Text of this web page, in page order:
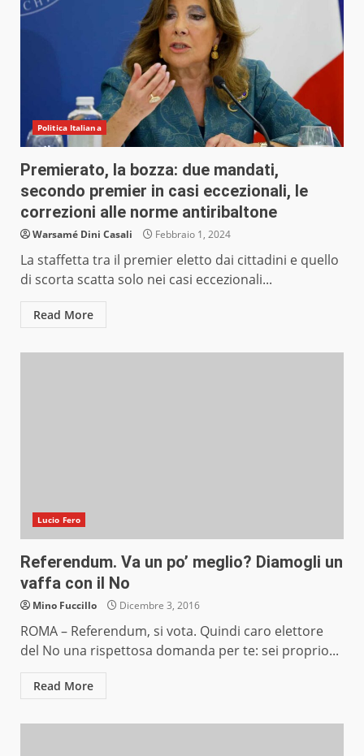
Politica Italiana
Premierato, la bozza: due mandati,
secondo premier in casi eccezionali, le
correzioni alle norme antiribaltone
Warsamé Dini Casali Febbraio 1, 2024
La staffetta tra il premier eletto dai cittadini e quello
di scorta scatta solo nei casi eccezionali...
Read More
Lucio Fero
Referendum. Va un po’ meglio? Diamogli un
vaffa con il No
Mino Fuccillo Dicembre 3, 2016
ROMA – Referendum, si vota. Quindi caro elettore
del No una rispettosa domanda per te: sei proprio...
Read More